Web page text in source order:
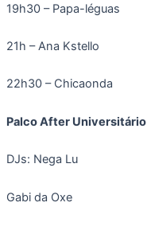
19h30 – Papa-léguas
21h – Ana Kstello
22h30 – Chicaonda
Palco After Universitário
DJs: Nega Lu
Gabi da Oxe